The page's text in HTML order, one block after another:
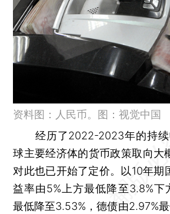
资料图：人民币。图：视觉中国
经历了2022-2023年的持续
球主要经济体的货币政策取向大
对此也已开始了定价。以10年期
益率由5%上方最低降至3.8%下
最低降至3.53%，德债由2.97%